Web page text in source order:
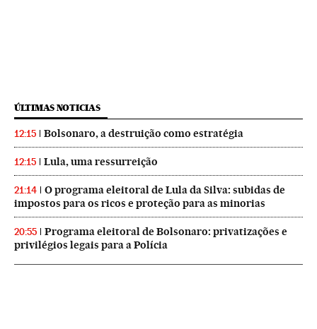
ÚLTIMAS NOTICIAS
12:15 Bolsonaro, a destruição como estratégia
12:15 Lula, uma ressurreição
21:14
O programa eleitoral de Lula da Silva: subidas de
impostos para os ricos e proteção para as minorias
20:55
Programa eleitoral de Bolsonaro: privatizações e
privilégios legais para a Polícia